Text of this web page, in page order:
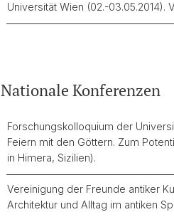
Universität Wien (02.-03.05.2014).
Nationale Konferenzen
Forschungskolloquium der
Feiern mit den Göttern. Zum
in Himera, Sizilien).
Vereinigung der Freunde antiker
Architektur und Alltag im antiken